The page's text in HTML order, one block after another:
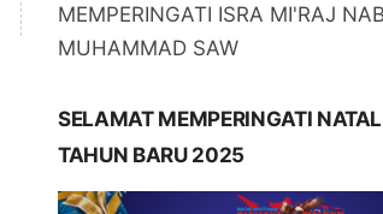
MEMPERINGATI ISRA MI'RAJ
MUHAMMAD SAW
SELAMAT MEMPERINGATI
TAHUN BARU 2025